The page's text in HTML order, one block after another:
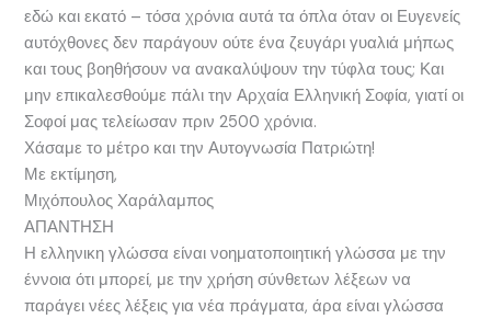
εδώ και εκατό – τόσα χρόνια αυτά τα όπλα όταν οι Ευγενείς
αυτόχθονες δεν παράγουν ούτε ένα ζευγάρι γυαλιά μήπως
και τους βοηθήσουν να ανακαλύψουν την τύφλα τους; Και
μην επικαλεσθούμε πάλι την Αρχαία Ελληνική Σοφία, γιατί οι
Σοφοί μας τελείωσαν πριν 2500 χρόνια.
Χάσαμε το μέτρο και την Αυτογνωσία Πατριώτη!
Με εκτίμηση,
Μιχόπουλος Χαράλαμπος
ΑΠΑΝΤΗΣΗ
Η ελληνικη γλώσσα είναι νοηματοποιητική γλώσσα με την
έννοια ότι μπορεί, με την χρήση σύνθετων λέξεων να
παράγει νέες λέξεις για νέα πράγματα, άρα είναι γλώσσα